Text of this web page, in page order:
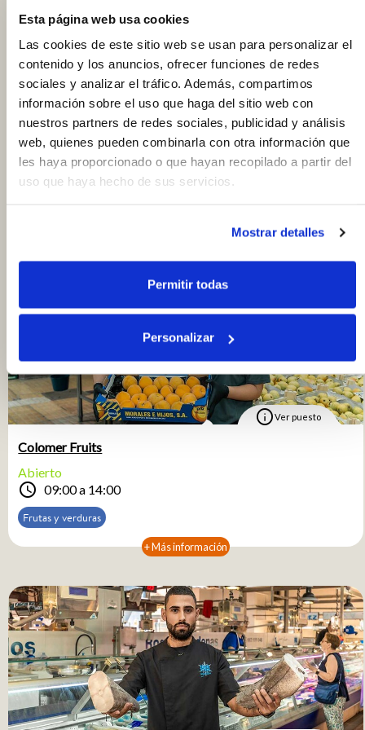
Esta página web usa cookies
Las cookies de este sitio web se usan para personalizar el
contenido y los anuncios, ofrecer funciones de redes
sociales y analizar el tráfico. Además, compartimos
información sobre el uso que haga del sitio web con
nuestros partners de redes sociales, publicidad y análisis
web, quienes pueden combinarla con otra información que
les haya proporcionado o que hayan recopilado a partir del
uso que haya hecho de sus servicios.
Mostrar detalles
Permitir todas
Personalizar
info
Charcutería Tere
Abierto
schedule 08:00 a 14:00
infoVer puesto
Colomer Fruits
Abierto
schedule 09:00 a 14:00
Frutas y verduras
+ Más información